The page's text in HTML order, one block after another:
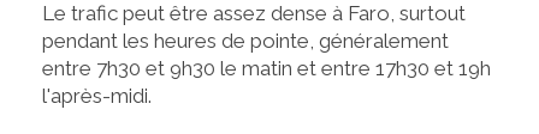
Le trafic peut être assez dense à Faro, surtout
pendant les heures de pointe, généralement
entre 7h30 et 9h30 le matin et entre 17h30 et 19h
l'après-midi.